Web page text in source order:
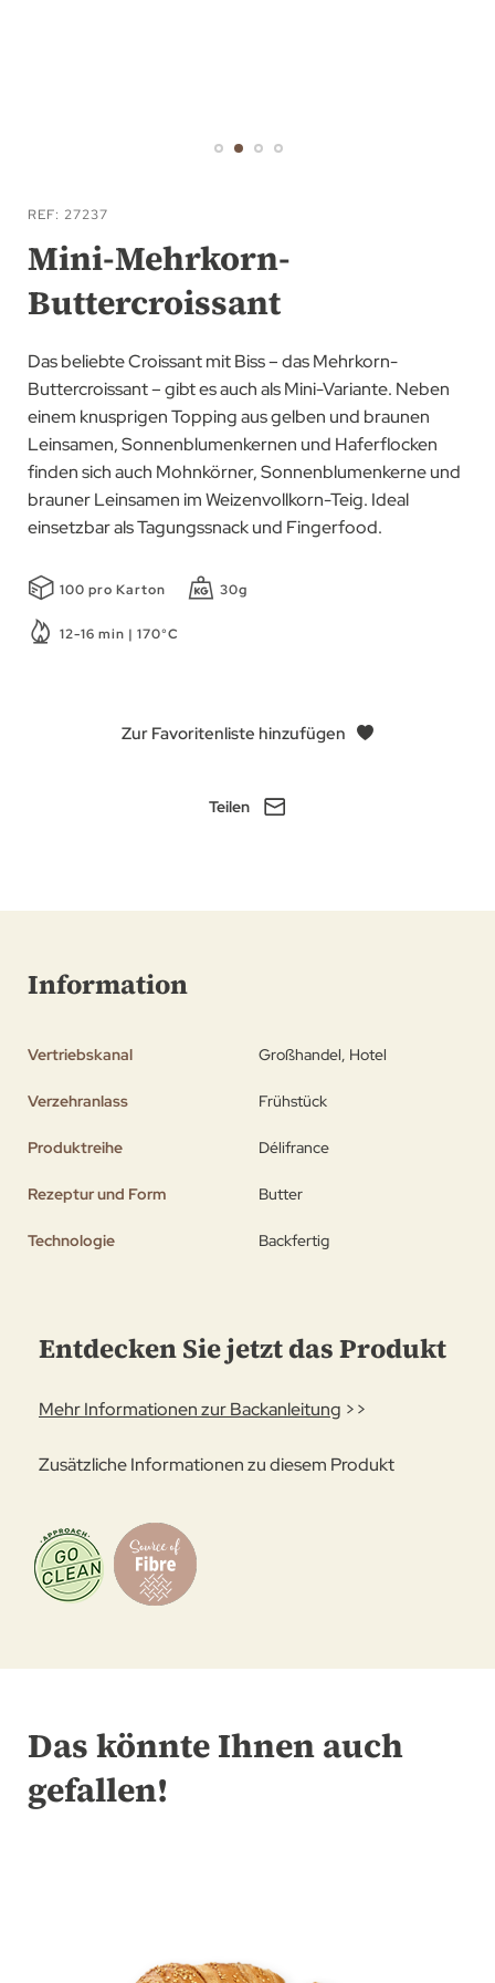
Anfang
der
Bildgalerie
springen
REF 27237
Mini-Mehrkorn-
Buttercroissant
Das beliebte Croissant mit Biss – das Mehrkorn-
Buttercroissant – gibt es auch als Mini-Variante. Neben
einem knusprigen Topping aus gelben und braunen
Leinsamen, Sonnenblumenkernen und Haferflocken
finden sich auch Mohnkörner, Sonnenblumenkerne und
brauner Leinsamen im Weizenvollkorn-Teig. Ideal
einsetzbar als Tagungssnack und Fingerfood.
100 pro Karton 30g
12-16 min | 170°C
Zur Favoritenliste hinzufügen
Teilen
Information
Vertriebskanal Großhandel, Hotel
Verzehranlass Frühstück
Produktreihe Délifrance
Rezeptur und Form Butter
Technologie Backfertig
Entdecken Sie jetzt das Produkt
Mehr Informationen zur Backanleitung >>
Zusätzliche Informationen zu diesem Produkt
Das könnte Ihnen auch
gefallen!